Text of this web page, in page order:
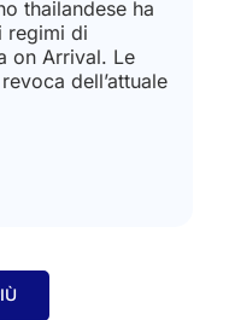
thailandese ha
regimi di
on Arrival. Le
dell’attuale